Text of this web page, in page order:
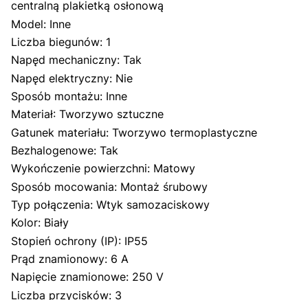
centralną plakietką osłonową
Model: Inne
Liczba biegunów: 1
Napęd mechaniczny: Tak
Napęd elektryczny: Nie
Sposób montażu: Inne
Materiał: Tworzywo sztuczne
Gatunek materiału: Tworzywo termoplastyczne
Bezhalogenowe: Tak
Wykończenie powierzchni: Matowy
Sposób mocowania: Montaż śrubowy
Typ połączenia: Wtyk samozaciskowy
Kolor: Biały
Stopień ochrony (IP): IP55
Prąd znamionowy: 6 A
Napięcie znamionowe: 250 V
Liczba przycisków: 3